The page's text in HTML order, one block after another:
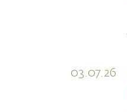
03.07.26